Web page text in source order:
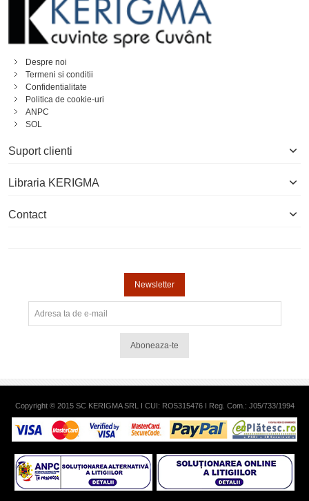
Despre noi
Termeni si conditii
Confidentialitate
Politica de cookie-uri
ANPC
SOL
Suport clienti
Libraria KERIGMA
Contact
Newsletter
Aboneaza-te
Copyright © 2015 SC KERIGMA SRL I CUI: RO5315476 I Reg. Com.: J05/733/1994